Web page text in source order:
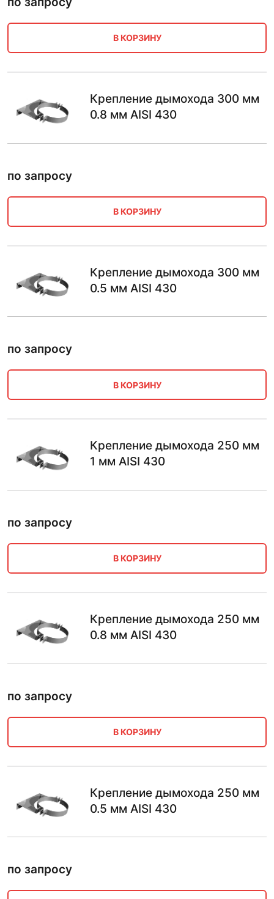
В КОРЗИНУ
Крепление дымохода 300 мм
0.8 мм AISI 430
по запросу
В КОРЗИНУ
Крепление дымохода 300 мм
0.5 мм AISI 430
по запросу
В КОРЗИНУ
Крепление дымохода 250 мм
1 мм AISI 430
по запросу
В КОРЗИНУ
Крепление дымохода 250 мм
0.8 мм AISI 430
по запросу
В КОРЗИНУ
Крепление дымохода 250 мм
0.5 мм AISI 430
по запросу